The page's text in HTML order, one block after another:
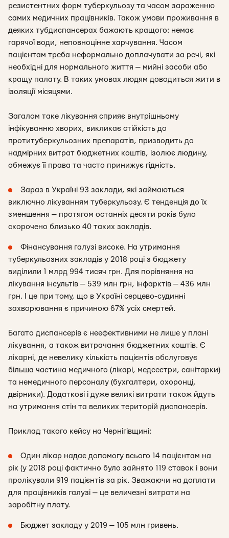
резистентних форм туберкульозу та часом зараженню
самих медичних працівників. Також умови проживання в
деяких тубдиспансерах бажають кращого: немає
гарячої води, неповноцінне харчування. Часом
пацієнтам треба неформально доплачувати за речі, які
необхідні для нормального життя — мийні засоби або
кращу палату. В таких умовах людям доводиться жити в
ізоляції місяцями.
Загалом таке лікування сприяє внутрішньому
інфікуванню хворих, викликає стійкість до
протитуберкульозних препаратів, призводить до
надмірних витрат бюджетних коштів, ізолює людину,
обмежує її права та часто принижує гідність.
Зараз в Україні 93 заклади, які займаються
виключно лікуванням туберкульозу. Є тенденція до їх
зменшення — протягом останніх десяти років було
скорочено близько 40 таких закладів.
Фінансування галузі високе. На утримання
туберкульозних закладів у 2018 році з бюджету
виділили 1 млрд 994 тисяч грн. Для порівняння на
лікування інсультів — 539 млн грн, інфарктів — 436 млн
грн. І це при тому, що в Україні серцево-судинні
захворювання є причиною 67% усіх смертей.
Багато диспансерів є неефективними не лише у плані
лікування, а також витрачання бюджетних коштів. Є
лікарні, де невелику кількість пацієнтів обслуговує
більша частина медичного (лікарі, медсестри, санітарки)
та немедичного персоналу (бухгалтери, охоронці,
двірники). Додаткові і дуже великі витрати також йдуть
на утримання стін та великих територій диспансерів.
Приклад такого кейсу на Чернігівщині:
Один лікар надає допомогу всього 14 пацієнтам на
рік (у 2018 році фактично було зайнято 119 ставок і вони
пролікували 919 пацієнтів за рік. Зважаючи на доплати
для працівників галузі — це величезні витрати на
заробітну плату.
Бюджет закладу у 2019 — 105 млн гривень.